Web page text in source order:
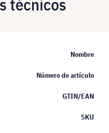
técnicos
Nombre
Número de artículo
GTIN/EAN
SKU